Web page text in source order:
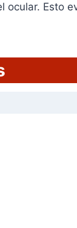
ocular. Esto